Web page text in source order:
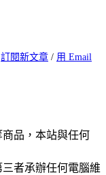
訂閱新文章 / 用 Email
品，本站與任何
者承辦任何電腦維